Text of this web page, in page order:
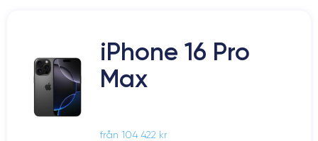
iPhone 16 Pro
Max
från 104 422 kr